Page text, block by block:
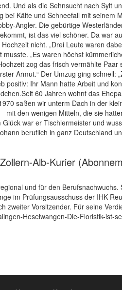
Und als die Sehnsucht nach Sylt
Kälte und Schneefall mit
Angler. Die gebürtige
ist das viel schöner. Da war
nicht. „Drei Leute waren
„Es waren höchst
zog das frisch vermählte
Armut.“ Der Umzug ging
positiv: Ihr Mann hatte Arbeit und
60 Jahren wohnt das
saßen wir unterm Dach in der
mit den wenigen Mitteln, die sie
war er Tischlermeister und
beruflich in ganz Deutschland
Alb-Kurier
und für den
im Prüfungsausschuss der IHK
zweiter Vorsitzender. Für seine
Heselwangen-Die-Floristik-ist-